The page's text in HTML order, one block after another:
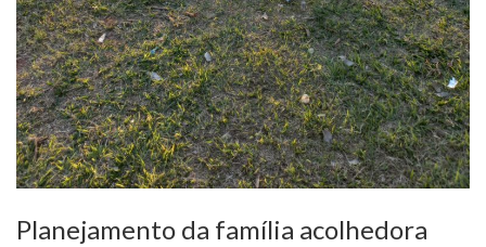
Planejamento da família acolhedora